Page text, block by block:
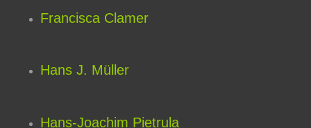
Francisca Clamer
Hans J. Müller
Hans-Joachim Pietrula